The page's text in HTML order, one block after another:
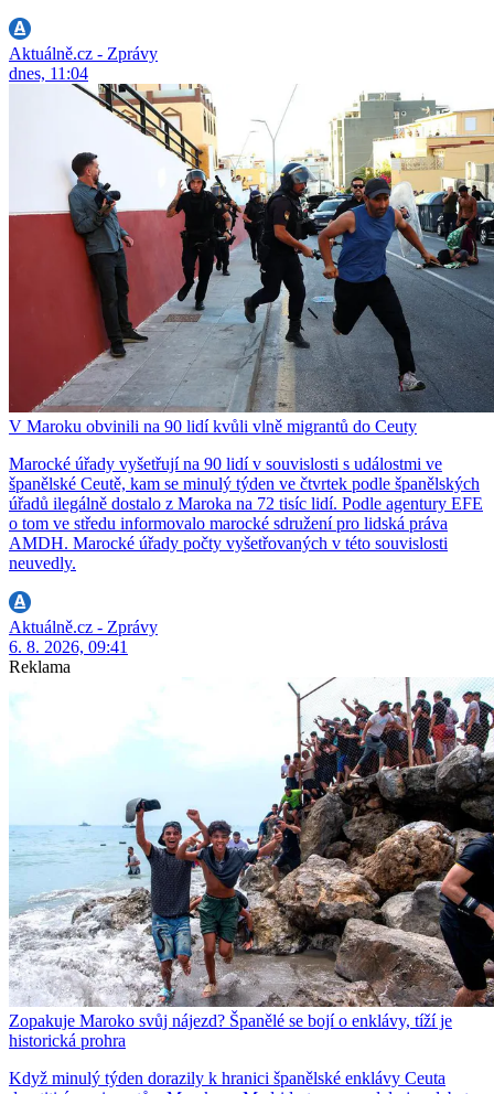
Aktuálně.cz - Zprávy
dnes, 11:04
V Maroku obvinili na 90 lidí kvůli vlně migrantů do Ceuty
Marocké úřady vyšetřují na 90 lidí v souvislosti s událostmi ve
španělské Ceutě, kam se minulý týden ve čtvrtek podle španělských
úřadů ilegálně dostalo z Maroka na 72 tisíc lidí. Podle agentury EFE
o tom ve středu informovalo marocké sdružení pro lidská práva
AMDH. Marocké úřady počty vyšetřovaných v této souvislosti
neuvedly.
Aktuálně.cz - Zprávy
6. 8. 2026, 09:41
Reklama
Zopakuje Maroko svůj nájezd? Španělé se bojí o enklávy, tíží je
historická prohra
Když minulý týden dorazily k hranici španělské enklávy Ceuta